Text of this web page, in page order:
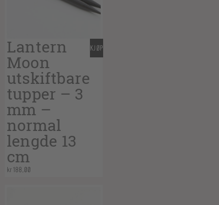
Lantern
Moon
utskiftbare
tupper – 3
mm –
normal
lengde 13
cm
kr188,00
KJØP